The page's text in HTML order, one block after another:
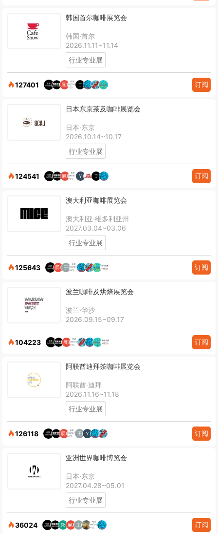
韩国首尔咖啡展览会
韩国·首尔
2026.11.11~11.14
行业专业展
127401 订阅
日本东京茶及咖啡展览会
日本·东京
2026.10.14~10.17
行业专业展
124541 订阅
澳大利亚咖啡展览会
澳大利亚·维多利亚州
2027.03.04~03.06
行业专业展
125643 订阅
波兰咖啡及烘焙展览会
波兰·华沙
2026.09.15~09.17
104223 订阅
阿联酋迪拜茶咖啡展览会
阿联酋·迪拜
2026.11.16~11.18
行业专业展
126118 订阅
亚洲世界咖啡博览会
日本·东京
2027.04.28~05.01
行业专业展
36024 订阅